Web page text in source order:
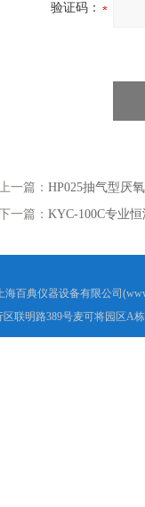
验证码：
一篇： HP025抽气型厌
一篇： KYC-100C专业
海百典仪器设备有限公司
联明路389号麦可将园区A